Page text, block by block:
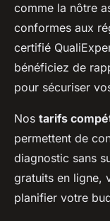
comme la nôtre
conformes aux
certifié
bénéficiez de
pour sécuriser
Nos tarifs
permettent de
diagnostic sans
gratuits en ligne,
planifier votre